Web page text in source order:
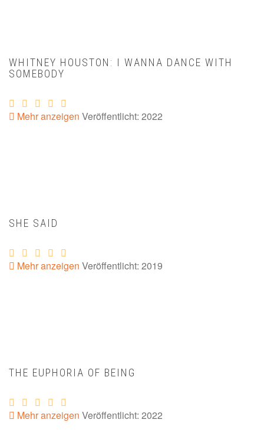
WHITNEY HOUSTON: I WANNA DANCE WITH
SOMEBODY
Mehr anzeigen Veröffentlicht: 2022
SHE SAID
Mehr anzeigen Veröffentlicht: 2019
THE EUPHORIA OF BEING
Mehr anzeigen Veröffentlicht: 2022